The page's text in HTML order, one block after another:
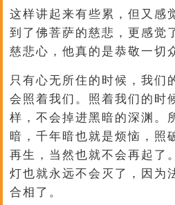
这样讲起来有些累，但又感
到了佛菩萨的慈悲，更感觉
慈悲心，他真的是恭敬一切
只有心无所住的时候，我们
会照着我们。照着我们的时
样，不会掉进黑暗的深渊。
暗，千年暗也就是烦恼，照
再生，当然也就不会再起了
灯也就永远不会灭了，因为
合相了。